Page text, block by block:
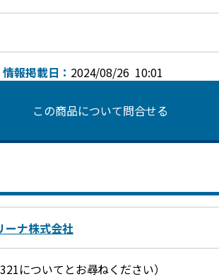
情報掲載日： 2024/08/26 10:01
この商品について問合せる
ナ株式会社
についてとお尋ねください）